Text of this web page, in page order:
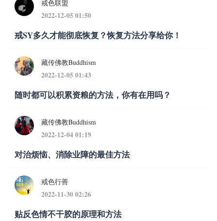
戒色联盟
2022-12-05 01:50
戒SY多久才能彻底恢复？恢复方法分享给你！
藏传佛教Buddhism
2022-12-05 01:43
随时都可以积累资粮的方法，你有在用吗？
藏传佛教Buddhism
2022-12-04 01:19
对治烦恼、消除业障的最佳方法
戒色行善
2022-11-30 02:26
贴反色情不干胶的原理和方法